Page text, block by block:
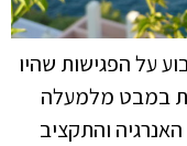
על הפגישות שהיו
במבט מלמעלה
והתקציב